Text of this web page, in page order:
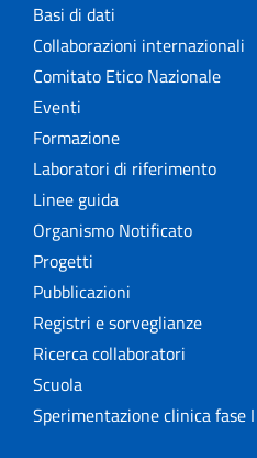
Basi di dati
Collaborazioni internazionali
Comitato Etico Nazionale
Eventi
Formazione
Laboratori di riferimento
Linee guida
Organismo Notificato
Progetti
Pubblicazioni
Registri e sorveglianze
Ricerca collaboratori
Scuola
Sperimentazione clinica fase I